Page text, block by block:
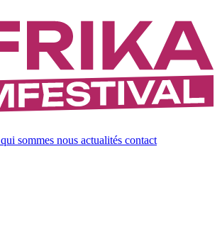
qui sommes nous actualités contact